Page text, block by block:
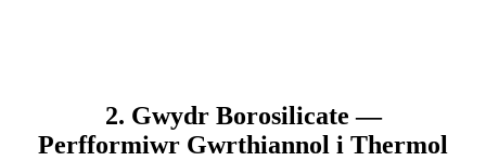
2. Gwydr Borosilicate —
Perfformiwr Gwrthiannol i Thermol